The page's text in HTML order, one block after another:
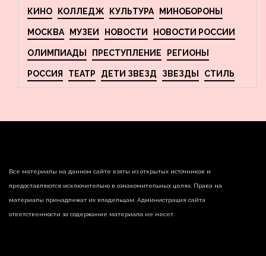
КИНО КОЛЛЕДЖ КУЛЬТУРА МИНОБОРОНЫ
МОСКВА МУЗЕИ НОВОСТИ НОВОСТИ РОССИИ
ОЛИМПИАДЫ ПРЕСТУПЛЕНИЕ РЕГИОНЫ
РОССИЯ ТЕАТР ДЕТИ ЗВЕЗД ЗВЕЗДЫ СТИЛЬ
Все материалы на данном сайте взяты из открытых источников и
предоставляются исключительно в ознакомительных целях. Права на
материалы принадлежат их владельцам. Администрация сайта
ответственности за содержание материала не несет.